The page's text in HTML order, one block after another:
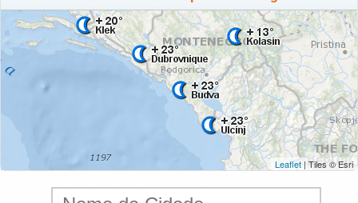
Leaflet | Tiles © Esri